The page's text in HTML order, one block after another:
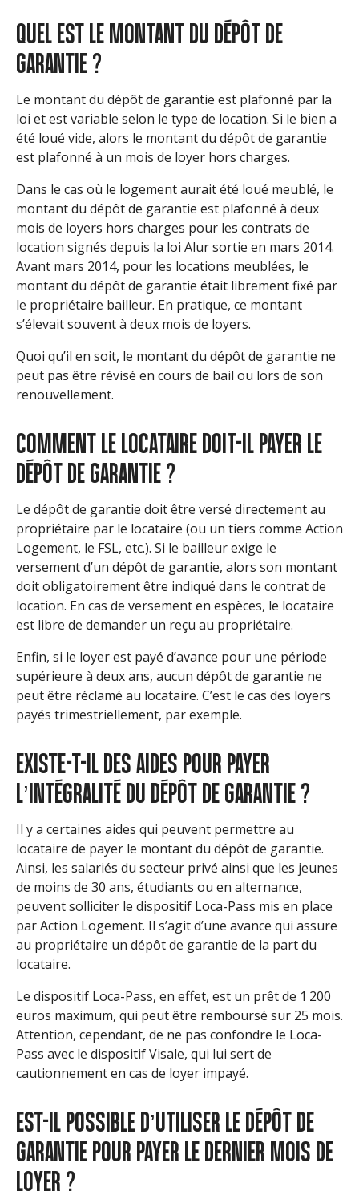
QUEL EST LE MONTANT DU DÉPÔT DE
GARANTIE ?
Le montant du dépôt de garantie est plafonné par la
loi et est variable selon le type de location. Si le bien a
été loué vide, alors le montant du dépôt de garantie
est plafonné à un mois de loyer hors charges.
Dans le cas où le logement aurait été loué meublé, le
montant du dépôt de garantie est plafonné à deux
mois de loyers hors charges pour les contrats de
location signés depuis la loi Alur sortie en mars 2014.
Avant mars 2014, pour les locations meublées, le
montant du dépôt de garantie était librement fixé par
le propriétaire bailleur. En pratique, ce montant
s’élevait souvent à deux mois de loyers.
Quoi qu’il en soit, le montant du dépôt de garantie ne
peut pas être révisé en cours de bail ou lors de son
renouvellement.
COMMENT LE LOCATAIRE DOIT-IL PAYER LE
DÉPÔT DE GARANTIE ?
Le dépôt de garantie doit être versé directement au
propriétaire par le locataire (ou un tiers comme Action
Logement, le FSL, etc.). Si le bailleur exige le
versement d’un dépôt de garantie, alors son montant
doit obligatoirement être indiqué dans le contrat de
location. En cas de versement en espèces, le locataire
est libre de demander un reçu au propriétaire.
Enfin, si le loyer est payé d’avance pour une période
supérieure à deux ans, aucun dépôt de garantie ne
peut être réclamé au locataire. C’est le cas des loyers
payés trimestriellement, par exemple.
EXISTE-T-IL DES AIDES POUR PAYER
L’INTÉGRALITÉ DU DÉPÔT DE GARANTIE ?
Il y a certaines aides qui peuvent permettre au
locataire de payer le montant du dépôt de garantie.
Ainsi, les salariés du secteur privé ainsi que les jeunes
de moins de 30 ans, étudiants ou en alternance,
peuvent solliciter le dispositif Loca-Pass mis en place
par Action Logement. Il s’agit d’une avance qui assure
au propriétaire un dépôt de garantie de la part du
locataire.
Le dispositif Loca-Pass, en effet, est un prêt de 1 200
euros maximum, qui peut être remboursé sur 25 mois.
Attention, cependant, de ne pas confondre le Loca-
Pass avec le dispositif Visale, qui lui sert de
cautionnement en cas de loyer impayé.
EST-IL POSSIBLE D’UTILISER LE DÉPÔT DE
GARANTIE POUR PAYER LE DERNIER MOIS DE
LOYER ?